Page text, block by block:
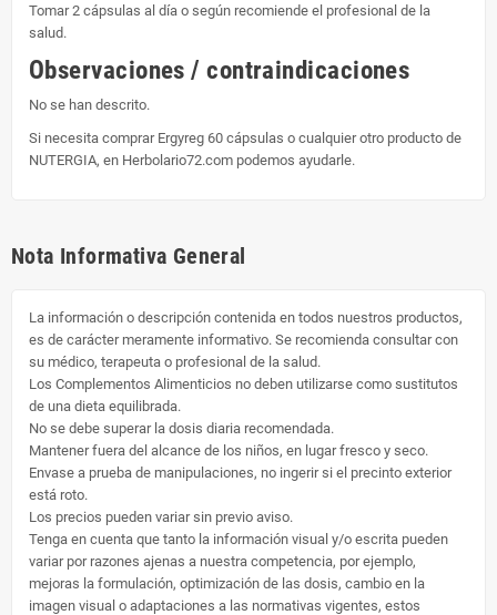
Tomar 2 cápsulas al día o según recomiende el profesional de la
salud.
Observaciones / contraindicaciones
No se han descrito.
Si necesita comprar Ergyreg 60 cápsulas o cualquier otro producto de
NUTERGIA, en Herbolario72.com podemos ayudarle.
Nota Informativa General
La información o descripción contenida en todos nuestros productos,
es de carácter meramente informativo. Se recomienda consultar con
su médico, terapeuta o profesional de la salud.
Los Complementos Alimenticios no deben utilizarse como sustitutos
de una dieta equilibrada.
No se debe superar la dosis diaria recomendada.
Mantener fuera del alcance de los niños, en lugar fresco y seco.
Envase a prueba de manipulaciones, no ingerir si el precinto exterior
está roto.
Los precios pueden variar sin previo aviso.
Tenga en cuenta que tanto la información visual y/o escrita pueden
variar por razones ajenas a nuestra competencia, por ejemplo,
mejoras la formulación, optimización de las dosis, cambio en la
imagen visual o adaptaciones a las normativas vigentes, estos